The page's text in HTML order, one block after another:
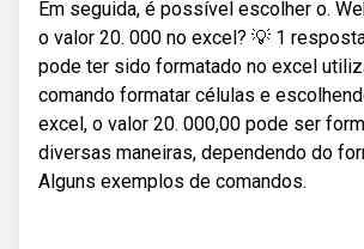
Em seguida, é possível escolher o.
o valor 20. 000 no excel? 💡 1
pode ter sido formatado no excel
comando formatar células e
excel, o valor 20. 000,00 pode ser
diversas maneiras, dependendo do
Alguns exemplos de comandos.